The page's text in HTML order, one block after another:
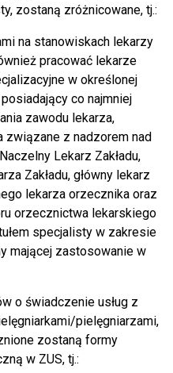
zostaną zróżnicowane, tj.:
na stanowiskach lekarzy
pracować lekarze
w określonej
co najmniej
zawodu lekarza,
związane z nadzorem nad
Lekarz Zakładu,
Zakładu, główny lekarz
lekarza orzecznika oraz
orzecznictwa lekarskiego
specjalisty w zakresie
mającej zastosowanie w
o świadczenie usług z
pielęgniarzami,
zostaną formy
w ZUS, tj.: